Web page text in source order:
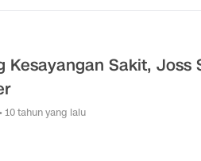
Kesayangan Sakit, Joss
• 10 tahun yang lalu